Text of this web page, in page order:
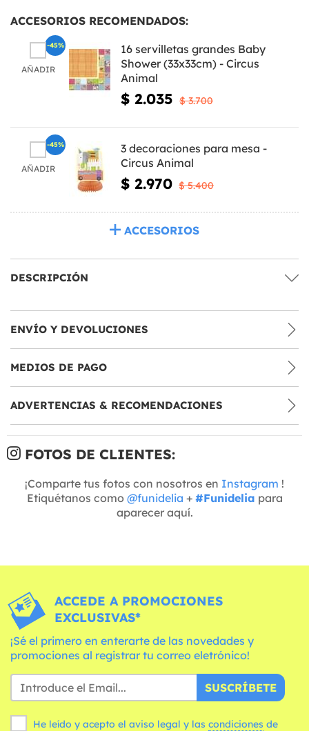
ACCESORIOS RECOMENDADOS:
AÑADIR
16 servilletas grandes Baby
Shower (33x33cm) - Circus
Animal
$ 2.035 $ 3.700
-45%
AÑADIR
3 decoraciones para mesa -
Circus Animal
$ 2.970 $ 5.400
-45%
ACCESORIOS
DESCRIPCIÓN
ENVÍO Y DEVOLUCIONES
MEDIOS DE PAGO
ADVERTENCIAS & RECOMENDACIONES
FOTOS DE CLIENTES:
¡Comparte tus fotos con nosotros en Instagram !
Etiquétanos como @funidelia + #Funidelia para
aparecer aquí.
ACCEDE A PROMOCIONES
EXCLUSIVAS*
¡Sé el primero en enterarte de las novedades y
promociones al registrar tu correo eletrónico!
SUSCRÍBETE
He leído y acepto el aviso legal y las condiciones